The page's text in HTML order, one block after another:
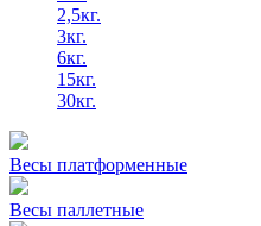
2,5кг.
3кг.
6кг.
15кг.
30кг.
Весы платформенные
Весы паллетные